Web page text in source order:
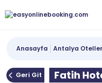
Anasayfa Antalya
Geri Git
Fatih